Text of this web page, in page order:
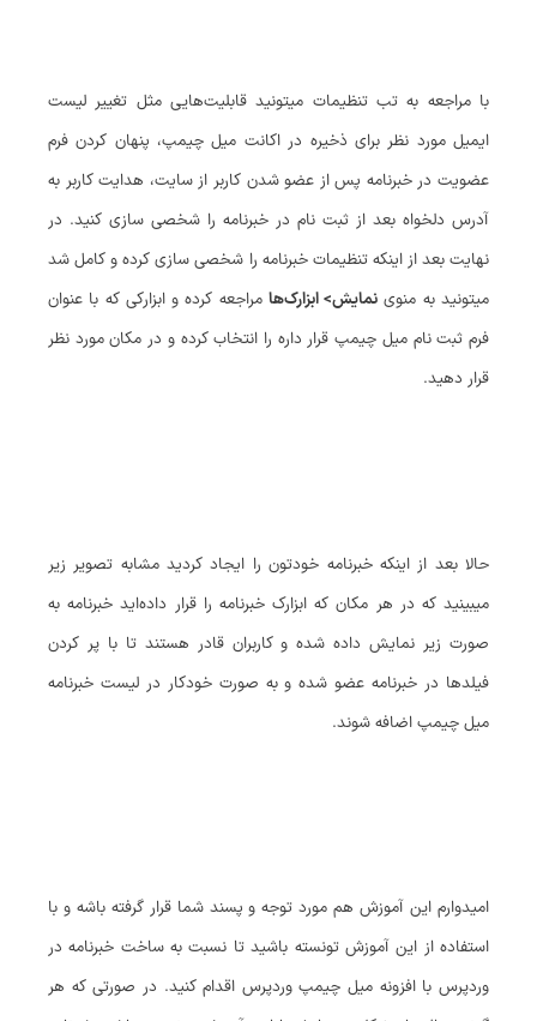
با مراجعه به تب تنظیمات میتونید قابلیت‌هایی مثل تغییر لیست
ایمیل مورد نظر برای ذخیره در اکانت میل چیمپ، پنهان کردن فرم
عضویت در خبرنامه پس از عضو شدن کاربر از سایت، هدایت کاربر به
آدرس دلخواه بعد از ثبت نام در خبرنامه را شخصی سازی کنید. در
نهایت بعد از اینکه تنظیمات خبرنامه را شخصی سازی کرده و کامل شد
میتونید به منوی نمایش> ابزارک‌ها مراجعه کرده و ابزارکی که با عنوان
فرم ثبت نام میل چیمپ قرار داره را انتخاب کرده و در مکان مورد نظر
قرار دهید.
حالا بعد از اینکه خبرنامه خودتون را ایجاد کردید مشابه تصویر زیر
میبینید که در هر مکان که ابزارک خبرنامه را قرار داده‌اید خبرنامه به
صورت زیر نمایش داده شده و کاربران قادر هستند تا با پر کردن
فیلدها در خبرنامه عضو شده و به صورت خودکار در لیست خبرنامه
میل چیمپ اضافه شوند.
امیدوارم این آموزش هم مورد توجه و پسند شما قرار گرفته باشه و با
استفاده از این آموزش تونسته باشید تا نسبت به ساخت خبرنامه در
وردپرس با افزونه میل چیمپ وردپرس اقدام کنید. در صورتی که هر